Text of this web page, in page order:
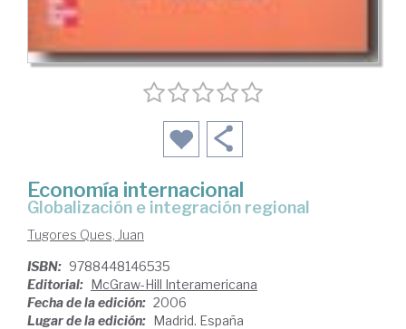
Economía internacional
globalización e integración regional
Tugores Ques, Juan
ISBN: 9788448146535
Editorial: McGraw-Hill Interamericana
Fecha de la edición: 2006
Lugar de la edición: Madrid. España